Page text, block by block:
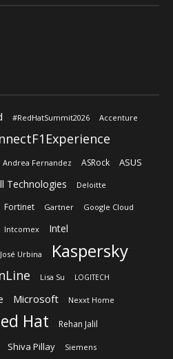
#RedHatSummit2026 Accenture
Andrea Fernandez ASRock ASUS
Technologies Deloitte
Fortinet Gartner Google Cloud
Intcomex Intel
José Urbina Kaspersky
Lisa Su LOGITECH
Microsoft Nexxt Home
Hat Rehan Jalil
Shiva Pillay Siemens